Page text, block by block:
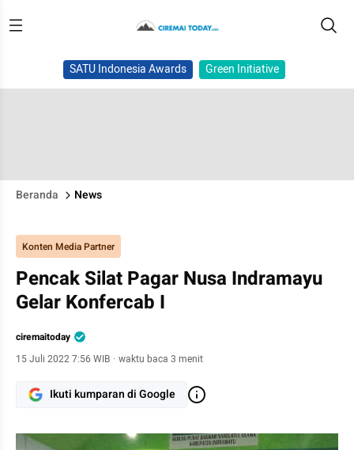
SATU Indonesia Awards Green Initiative
Beranda News
Konten Media Partner
Pencak Silat Pagar Nusa Indramayu
Gelar Konfercab I
ciremaitoday
15 Juli 2022 7:56 WIB · waktu baca 3 menit
Ikuti kumparan di Google